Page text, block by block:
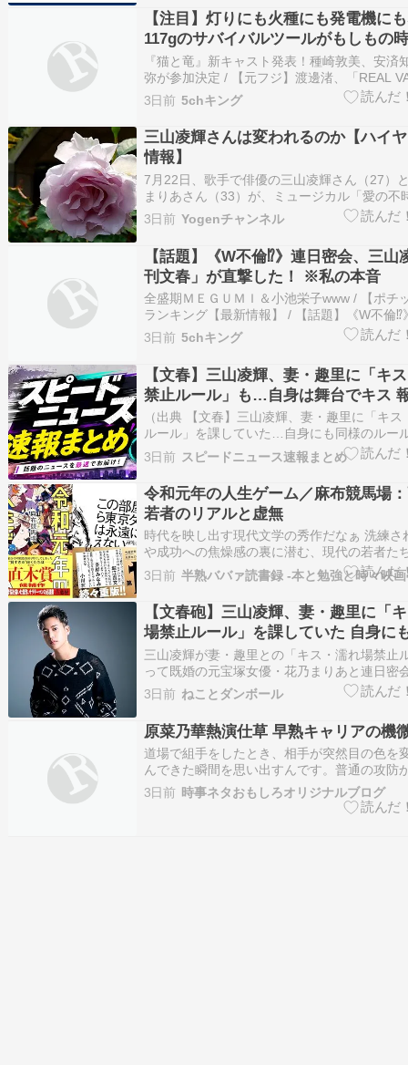
【注目】灯りにも火種にも発電機に
117gのサバイバルツールがもしもの
ってくれるかも
『猫と竜』新キャスト発表！種崎敦美、安済
弥が参加決定 / 【元フジ】渡邊渚、「REAL
席、インスタは水着写真投稿から１カ月以上
プ / キオクシア、暴落止まらず ３万円台へ /
共同通信も首謀者にハメられてしまったのか
…
3日前 5chキング
三山凌輝さんは変われるのか【ハイ
情報】
7月22日、歌手で俳優の三山凌輝さん（27）
まりあさん（33）が、ミュージカル「愛の不
を機に、都内シティホテルや三山さんの住む
ンのシアタールームで連日逢瀬を重ねていた
文春で報じられました。報道後、どちらの所
「二人で時間を…
3日前 Yogenチャンネル
【話題】《W不倫⁉》連日密会、三山
刊文春」が直撃した！ ※私の本音
全盛期ＭＥＧＵＭＩ＆小池栄子www / 【ポチ
ランキング【最新情報】 / 【話題】《W不倫⁉
三山凌輝を「週刊文春」が直撃した！ ※私の
GET】最強のポイントサイト！！！ / 【悲報
で他人のスマホを覗くのをやめられない
3日前 5chキング
【文春】三山凌輝、妻・趣里に「キ
禁止ルール」も…自身は舞台でキス
（出典 【文春】三山凌輝、妻・趣里に「キス
ルール」を課していた…自身にも同様のルー
花乃まりあと舞台でキス [Ailuropoda
Ailuropoda melanoleuca ★ ：2026/08/04(火
3日前 スピードニュース速報まとめ
令和元年の人生ゲーム／麻布競馬場
若者のリアルと虚無
時代を映し出す現代文学の秀作だなぁ 洗練さ
や成功への焦燥感の裏に潜む、現代の若者た
アルな葛藤と虚無感を見つめ直すことです。
トがなぜこのデザインになっているのか、作
登場人物との直接的な繋がりが見えず少し不
れますが、物語自…
3日前 半熟ババァ読書録 -本と勉強と時々映
【文春砲】三山凌輝、妻・趣里に「
場禁止ルール」を課していた 自身に
ールを決めるも花乃まりあと舞台で
三山凌輝が妻・趣里との「キス・濡れ場禁止
って既婚の元宝塚女優・花乃まりあと連日密
もホテルへ…》 …〈「ちょっとエロいほうが
輝が『愛の不時着』共演の既婚女優・花乃ま
愛”《趣里の悲痛告白「夫は子供に興味がな
か… （出…
3日前 ねことダンボール
原菜乃華熱演仕草 早熟キャリアの機
道場で組手をしたとき、相手が突然目の色を
んできた瞬間を思い出すんです。普通の攻防
て、身体全体が「もう止められない」という
た。あのときの目つきと、呼吸の乱れ方が今
す。原菜乃華さんが“狂気すぎるJK”を熱演し
3日前 時事ネタおもしろオリジナルブログ